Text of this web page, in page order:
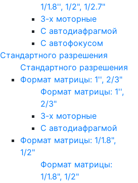
1/1.8'', 1/2", 1/2.7"
3-х моторные
С автодиафрагмой
С автофокусом
Стандартного разрешения
Стандартного разрешения
Формат матрицы: 1'', 2/3"
Формат матрицы: 1'',
2/3"
3-х моторные
С автодиафрагмой
Формат матрицы: 1/1.8",
1/2"
Формат матрицы:
1/1.8", 1/2"